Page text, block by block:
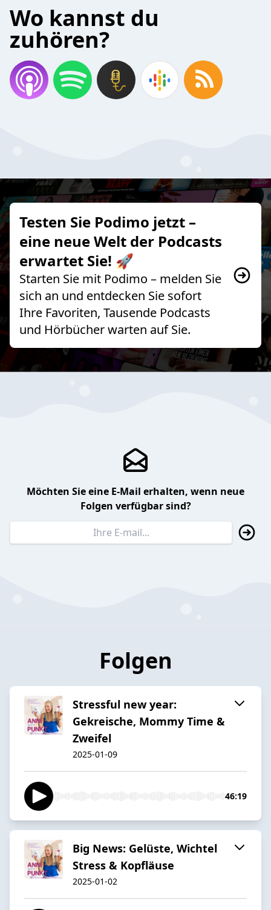
Wo kannst du
zuhören?
Testen Sie Podimo jetzt –
eine neue Welt der Podcasts
erwartet Sie! 🚀
Starten Sie mit Podimo – melden Sie
sich an und entdecken Sie sofort
Ihre Favoriten, Tausende Podcasts
und Hörbücher warten auf Sie.
Möchten Sie eine E-Mail erhalten, wenn neue
Folgen verfügbar sind?
Folgen
Stressful new year:
Gekreische, Mommy Time &
Zweifel
2025-01-09
46:19
Big News: Gelüste, Wichtel
Stress & Kopfläuse
2025-01-02